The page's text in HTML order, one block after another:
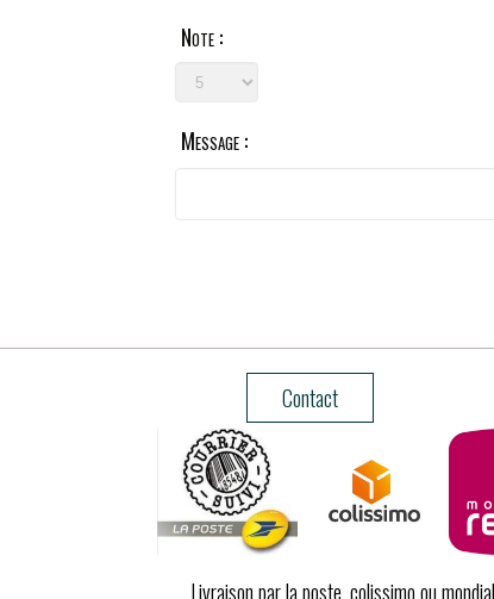
Note :
Message :
Contact
Livraison par la poste, colissimo ou